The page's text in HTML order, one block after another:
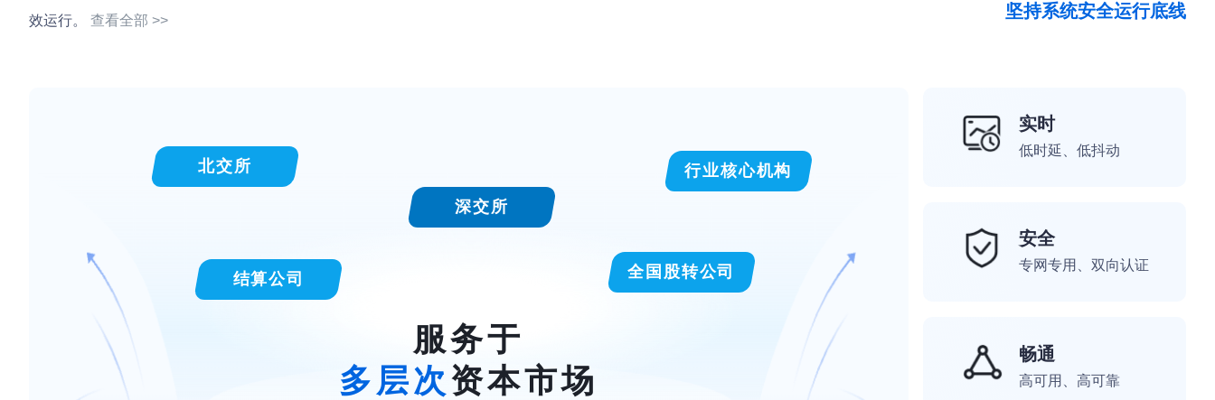
效运行。 查看全部 >>
坚持系统安全运行底线
深交所
北交所
结算公司 全国股转公司
行业核心机构
服务于
多层次资本市场
实时
低时延、低抖动
安全
专网专用、双向认证
畅通
高可用、高可靠